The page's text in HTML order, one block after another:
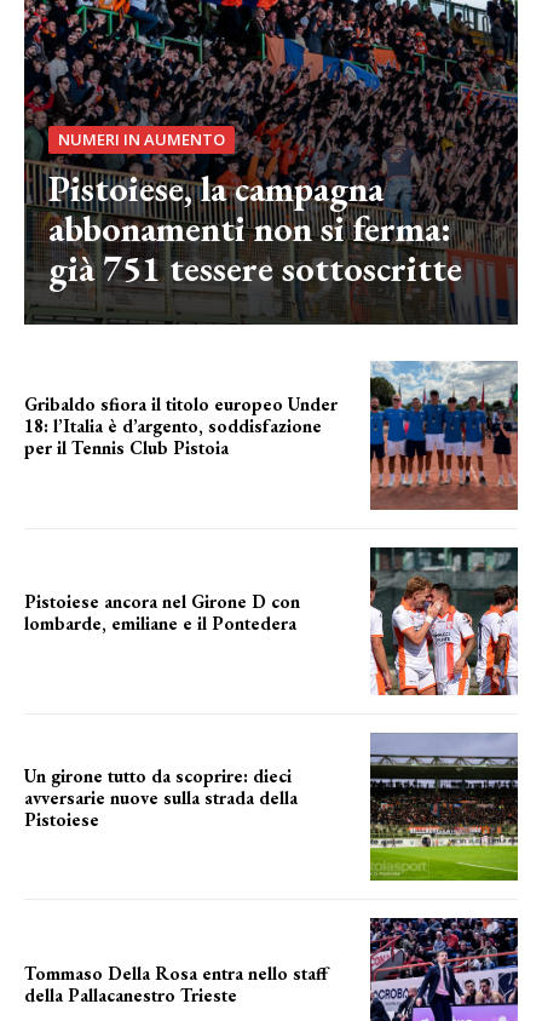
NUMERI IN AUMENTO
Pistoiese, la campagna
abbonamenti non si ferma:
già 751 tessere sottoscritte
Gribaldo sfiora il titolo europeo Under
18: l’Italia è d’argento, soddisfazione
per il Tennis Club Pistoia
Pistoiese ancora nel Girone D con
lombarde, emiliane e il Pontedera
Un girone tutto da scoprire: dieci
avversarie nuove sulla strada della
Pistoiese
Tommaso Della Rosa entra nello staff
della Pallacanestro Trieste